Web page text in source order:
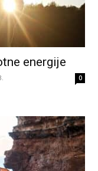
energije
0